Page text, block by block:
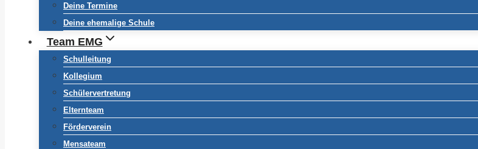
Deine Termine
Deine ehemalige Schule
Team EMG
Schulleitung
Kollegium
Schülervertretung
Elternteam
Förderverein
Mensateam